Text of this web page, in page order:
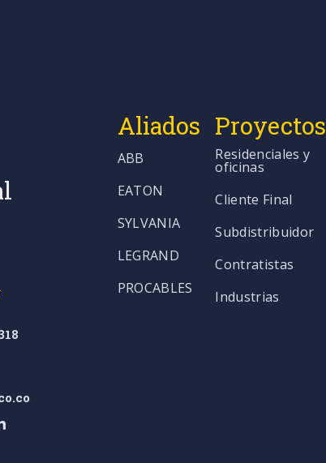
Aliados
ABB
EATON
SYLVANIA
LEGRAND
PROCABLES
Proyectos
Residenciales y
oficinas
Cliente Final
Subdistribuidor
Contratistas
Industrias